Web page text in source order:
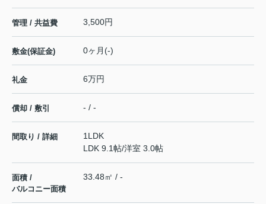
管理 / 共益費 3,500円
敷金(保証金) 0ヶ月(-)
礼金 6万円
償却 / 敷引 - / -
間取り / 詳細
1LDK
LDK 9.1帖/洋室 3.0帖
面積 /
バルコニー面積
33.48㎡ / -